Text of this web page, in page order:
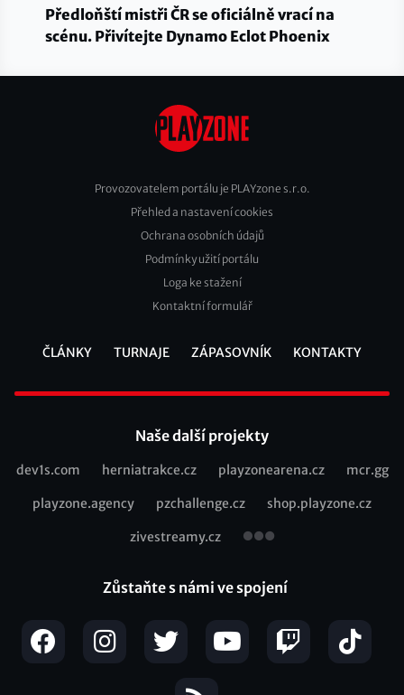
Předloňští mistři ČR se oficiálně vrací na
scénu. Přivítejte Dynamo Eclot Phoenix
Footer
Provozovatelem portálu je PLAYzone s.r.o.
Přehled a nastavení cookies
Ochrana osobních údajů
Podmínky užití portálu
Loga ke stažení
Kontaktní formulář
ČLÁNKY TURNAJE ZÁPASOVNÍK KONTAKTY
Naše další projekty
Recommended
dev1s.com herniatrakce.cz playzonearena.cz mcr.gg
playzone.agency pzchallenge.cz shop.playzone.cz
zivestreamy.cz
Zůstaňte s námi ve spojení